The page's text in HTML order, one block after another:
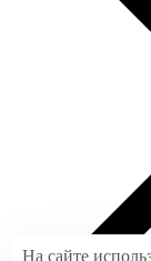
На сайте